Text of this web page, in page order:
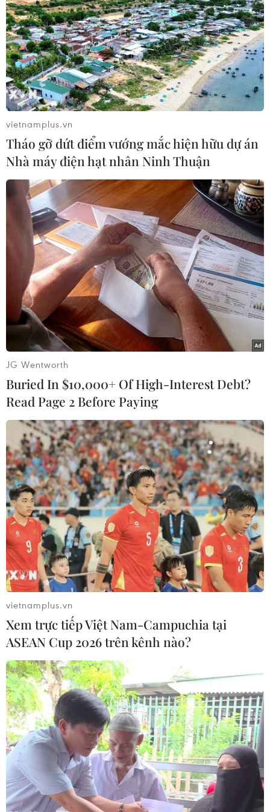
#Việt Nam-Indonesia
#Chủ tịch nước Nguyễn Xuân Phúc
#Tập đoàn Traveloka
#Hợp tác chuyển đổi số
Indonesia
Theo dõi VietnamPlus
TIN LIÊN QUAN
Chủ tịch nước Nguyễn Xuân Phúc gặp gỡ
kiều bào Việt Nam tại Indonesia
22/12/2022 14:48
Chủ tịch nước bày tỏ vui mừng khi cộng đồng người
Việt tại Indonesia không lớn nhưng là cộng đồng mạnh,
đoàn kết, có trí tuệ và luôn hướng về đất nước.
vietnamplus.vn
Tháo gỡ dứt điểm vướng mắc hiện hữu dự án
Nhà máy điện hạt nhân Ninh Thuận
JG Wentworth
Buried In $10,000+ Of High-Interest Debt?
Read Page 2 Before Paying
vietnamplus.vn
Xem trực tiếp Việt Nam-Campuchia tại
ASEAN Cup 2026 trên kênh nào?